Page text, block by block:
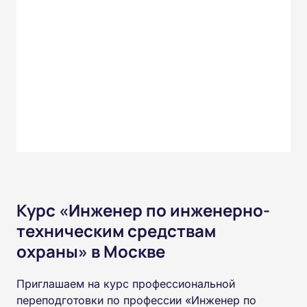
Курс «Инженер по инженерно-
техническим средствам
охраны» в Москве
Приглашаем на курс профессиональной
переподготовки по профессии «Инженер по